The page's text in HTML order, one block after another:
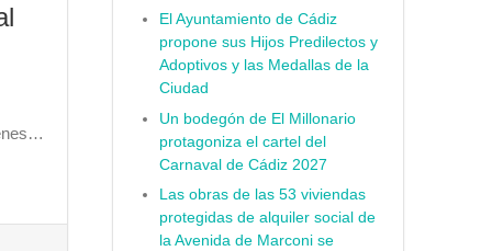
El Ayuntamiento de Cádiz
propone sus Hijos Predilectos y
Adoptivos y las Medallas de la
Ciudad
Un bodegón de El Millonario
protagoniza el cartel del
Carnaval de Cádiz 2027
Las obras de las 53 viviendas
protegidas de alquiler social de
la Avenida de Marconi se